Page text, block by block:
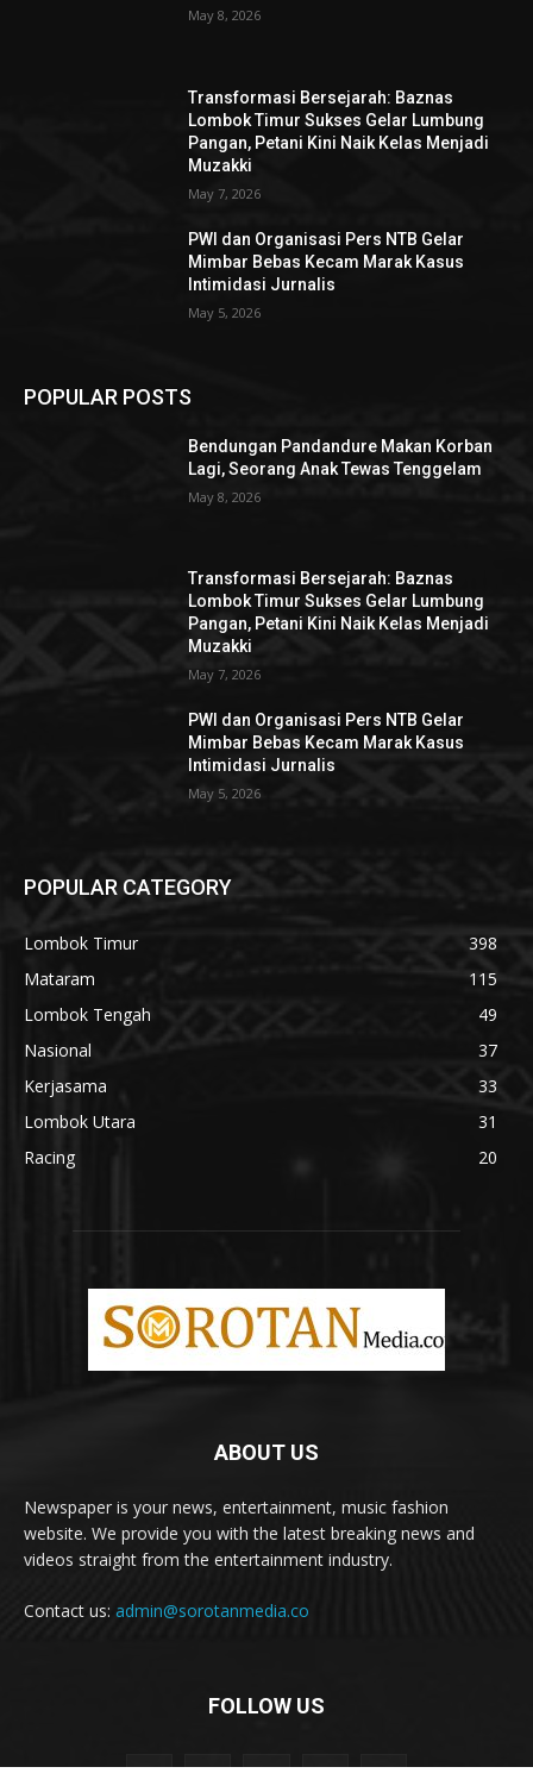
May 8, 2026
Transformasi Bersejarah: Baznas
Lombok Timur Sukses Gelar Lumbung
Pangan, Petani Kini Naik Kelas Menjadi
Muzakki
May 7, 2026
PWI dan Organisasi Pers NTB Gelar
Mimbar Bebas Kecam Marak Kasus
Intimidasi Jurnalis
May 5, 2026
POPULAR POSTS
Bendungan Pandandure Makan Korban
Lagi, Seorang Anak Tewas Tenggelam
May 8, 2026
Transformasi Bersejarah: Baznas
Lombok Timur Sukses Gelar Lumbung
Pangan, Petani Kini Naik Kelas Menjadi
Muzakki
May 7, 2026
PWI dan Organisasi Pers NTB Gelar
Mimbar Bebas Kecam Marak Kasus
Intimidasi Jurnalis
May 5, 2026
POPULAR CATEGORY
Lombok Timur
398
Mataram
115
Lombok Tengah
49
Nasional
37
Kerjasama
33
Lombok Utara
31
Racing
20
ABOUT US
Newspaper is your news, entertainment, music fashion
website. We provide you with the latest breaking news and
videos straight from the entertainment industry.
Contact us: admin@sorotanmedia.co
FOLLOW US